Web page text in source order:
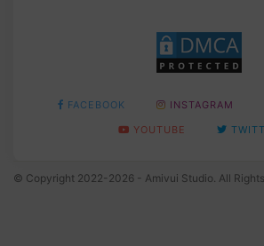
FACEBOOK INSTAGRAM
YOUTUBE
© Copyright 2022-2026 - Amivui Studio. All Rights